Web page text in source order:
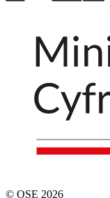
© OSE 2026